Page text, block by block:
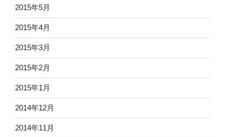
2015年5月
2015年4月
2015年3月
2015年2月
2015年1月
2014年12月
2014年11月